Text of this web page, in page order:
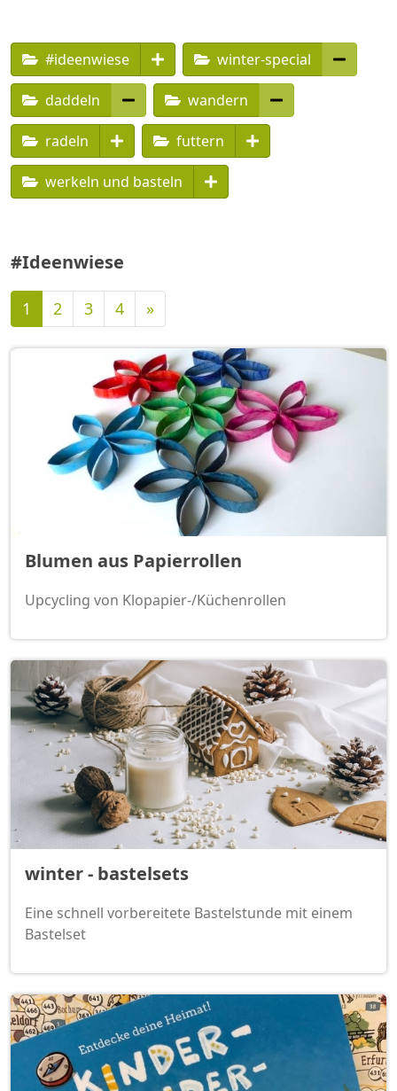
#ideenwiese winter-special
daddeln wandern
radeln futtern
werkeln und basteln
#Ideenwiese
1 2 3 4 »Nächste
Blumen aus Papierrollen
Upcycling von Klopapier-/Küchenrollen
winter - bastelsets
Eine schnell vorbereitete Bastelstunde mit einem
Bastelset